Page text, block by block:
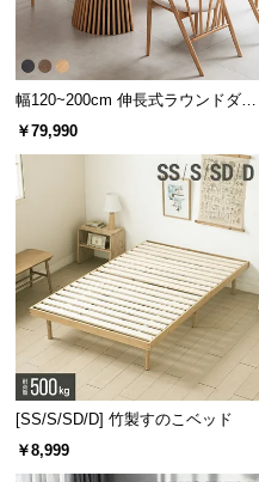
幅120~200cm 伸長式ラウンドダイ
ニングテーブル 6人掛け 天然木突
板 美しい格子デザイン
￥79,990
[SS/S/SD/D] 竹製すのこベッド
￥8,999